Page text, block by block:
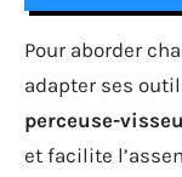
Pour aborder
adapter ses
perceuse-
et facilite